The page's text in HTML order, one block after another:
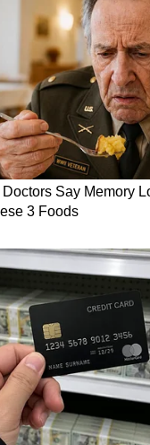
APP
STORIES